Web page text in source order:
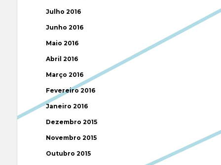
Julho 2016
Junho 2016
Maio 2016
Abril 2016
Março 2016
Fevereiro 2016
Janeiro 2016
Dezembro 2015
Novembro 2015
Outubro 2015